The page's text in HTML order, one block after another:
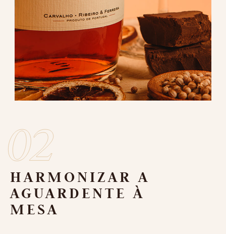
HARMONIZAR A
AGUARDENTE À
MESA